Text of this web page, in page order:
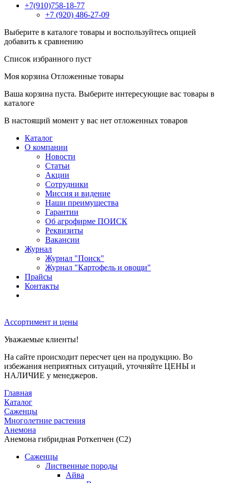
+7(910)758-18-77
+7 (920) 486-27-09
Выберите в каталоге товары и воспользуйтесь опцией
добавить к сравнению
Список избранного пуст
Моя корзина Отложенные товары
Ваша корзина пуста. Выберите интересующие вас товары в
каталоге
В настоящий момент у вас нет отложенных товаров
Каталог
О компании
Новости
Статьи
Акции
Сотрудники
Миссия и видение
Наши преимущества
Гарантии
Об агрофирме ПОИСК
Реквизиты
Вакансии
Журнал
Журнал "Поиск"
Журнал "Картофель и овощи"
Прайсы
Контакты
Ассортимент и цены
Уважаемые клиенты!
На сайте происходит пересчет цен на продукцию. Во
избежания неприятных ситуаций, уточняйте ЦЕНЫ и
НАЛИЧИЕ у менеджеров.
Главная
Каталог
Саженцы
Многолетние растения
Анемона
Анемона гибридная Роткепчен (С2)
Саженцы
Лиственные породы
Айва